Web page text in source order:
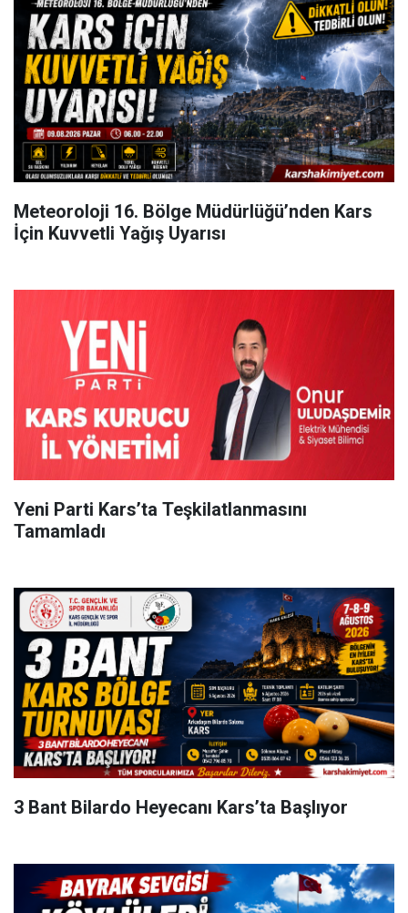
Meteoroloji 16. Bölge Müdürlüğü’nden Kars
İçin Kuvvetli Yağış Uyarısı
Yeni Parti Kars’ta Teşkilatlanmasını
Tamamladı
3 Bant Bilardo Heyecanı Kars’ta Başlıyor